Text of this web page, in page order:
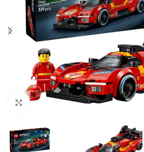
Click to enlarge